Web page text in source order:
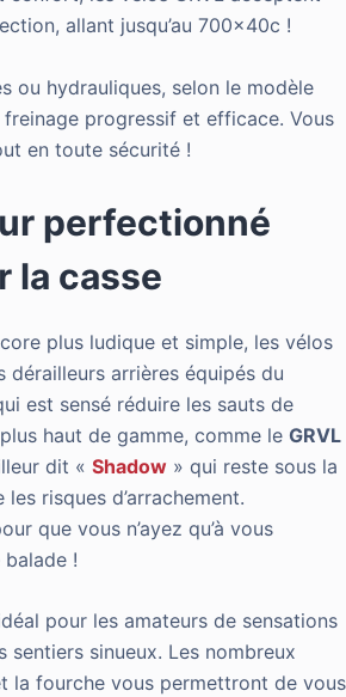
allant jusqu’au 700x40c !
ou hydrauliques, selon le modèle
progressif et efficace. Vous
en toute sécurité !
perfectionné
la casse
plus ludique et simple, les vélos
dérailleurs arrières équipés du
est sensé réduire les sauts de
haut de gamme, comme le GRVL
dit « Shadow » qui reste sous la
risques d’arrachement.
que vous n’ayez qu’à vous
!
pour les amateurs de sensations
sentiers sinueux. Les nombreux
la fourche vous permettront de vous